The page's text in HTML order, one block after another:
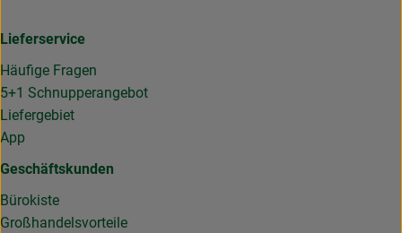
Lieferservice
Häufige Fragen
5+1 Schnupperangebot
Liefergebiet
App
Geschäftskunden
Bürokiste
Großhandelsvorteile